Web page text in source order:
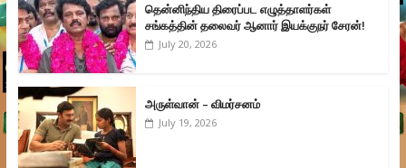
தென்னிந்திய திரைப்பட எழுத்தாளர்கள்
சங்கத்தின் தலைவர் ஆனார் இயக்குநர் சேரன்!
July 20, 2026
அருள்வான் – விமர்சனம்
July 19, 2026